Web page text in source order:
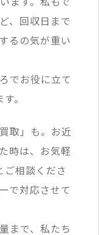
、回収日まで
るの気が重い
でお役に立て
。
取」も。お近
時は、お気軽
ご相談くださ
で対応させて
まで、私たち